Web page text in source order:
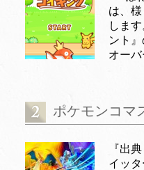
は、
しま
ント
オー
ポケモンコマ
『出
イッ